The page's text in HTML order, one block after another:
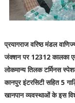
प्रयागराज वरिष्ठ मंडल
जंक्शन पर 12312 कालका
लोकमान्य तिलक टर्मिनस
कानपुर इंटरसिटी सहित 5
खानपान व्यवस्थाओं के इस